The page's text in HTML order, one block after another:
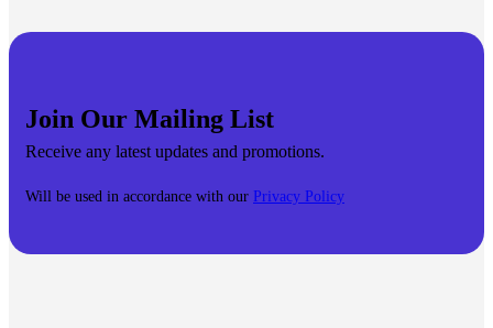
Join Our Mailing List
Receive any latest updates and promotions.
Will be used in accordance with our Privacy Policy